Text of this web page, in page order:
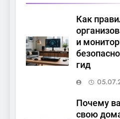
Как
и
гид
Почему
свою